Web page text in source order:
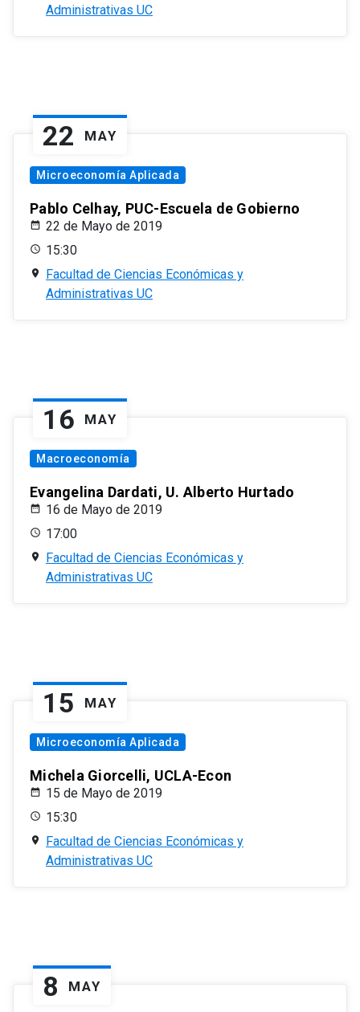
Administrativas UC
22 MAY
Microeconomía Aplicada
Pablo Celhay, PUC-Escuela de Gobierno
22 de Mayo de 2019
15:30
Facultad de Ciencias Económicas y
Administrativas UC
16 MAY
Macroeconomía
Evangelina Dardati, U. Alberto Hurtado
16 de Mayo de 2019
17:00
Facultad de Ciencias Económicas y
Administrativas UC
15 MAY
Microeconomía Aplicada
Michela Giorcelli, UCLA-Econ
15 de Mayo de 2019
15:30
Facultad de Ciencias Económicas y
Administrativas UC
8 MAY